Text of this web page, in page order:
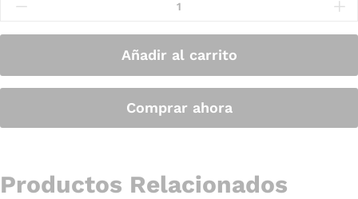
Añadir al carrito
Comprar ahora
Productos Relacionados